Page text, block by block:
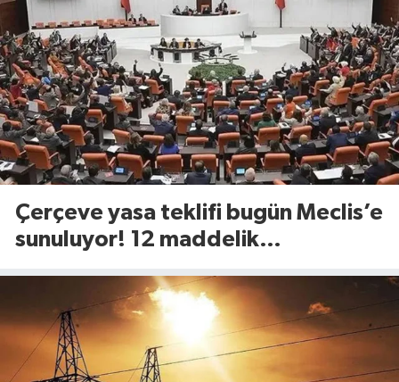
Çerçeve yasa teklifi bugün Meclis’e
sunuluyor! 12 maddelik